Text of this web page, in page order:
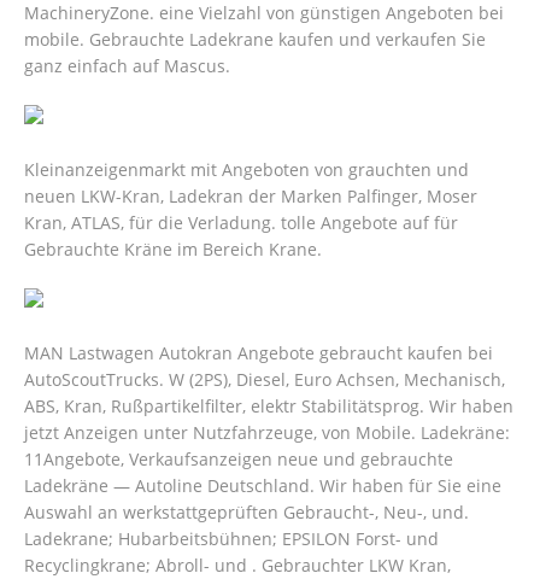
MachineryZone. eine Vielzahl von günstigen Angeboten bei
mobile. Gebrauchte Ladekrane kaufen und verkaufen Sie
ganz einfach auf Mascus.
Kleinanzeigenmarkt mit Angeboten von grauchten und
neuen LKW-Kran, Ladekran der Marken Palfinger, Moser
Kran, ATLAS, für die Verladung. tolle Angebote auf für
Gebrauchte Kräne im Bereich Krane.
MAN Lastwagen Autokran Angebote gebraucht kaufen bei
AutoScoutTrucks. W (2PS), Diesel, Euro Achsen, Mechanisch,
ABS, Kran, Rußpartikelfilter, elektr Stabilitätsprog. Wir haben
jetzt Anzeigen unter Nutzfahrzeuge, von Mobile. Ladekräne:
11Angebote, Verkaufsanzeigen neue und gebrauchte
Ladekräne — Autoline Deutschland. Wir haben für Sie eine
Auswahl an werkstattgeprüften Gebraucht-, Neu-, und.
Ladekrane; Hubarbeitsbühnen; EPSILON Forst- und
Recyclingkrane; Abroll- und . Gebrauchter LKW Kran,